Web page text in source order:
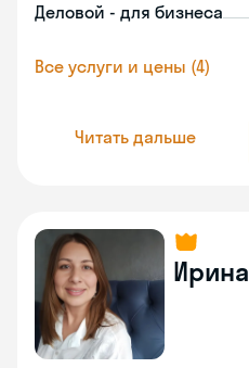
Деловой - для бизнеса
Все услуги и цены (4)
Читать дальше
Ирина